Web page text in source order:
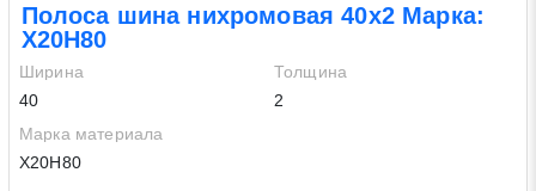
Полоса шина нихромовая 40х2 Марка:
Х20Н80
Ширина
40
Толщина
2
Марка материала
Х20Н80